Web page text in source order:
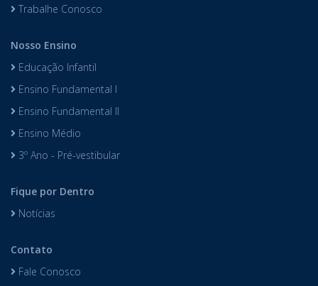
Trabalhe Conosco
Nosso Ensino
Educação Infantil
Ensino Fundamental I
Ensino Fundamental II
Ensino Médio
3º Ano - Pré-vestibular
Fique por Dentro
Notícias
Contato
Fale Conosco